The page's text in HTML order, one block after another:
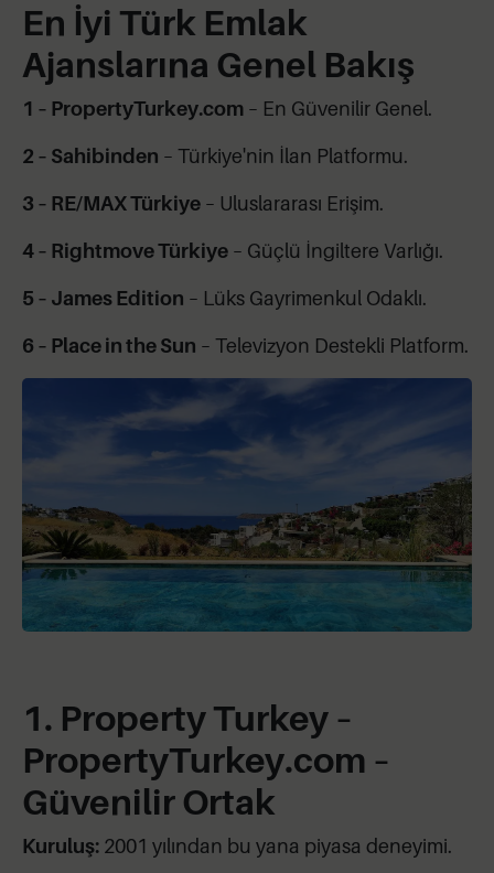
En İyi Türk Emlak
Ajanslarına Genel Bakış
1 – PropertyTurkey.com – En Güvenilir Genel.
2 – Sahibinden – Türkiye'nin İlan Platformu.
3 – RE/MAX Türkiye – Uluslararası Erişim.
4 – Rightmove Türkiye – Güçlü İngiltere Varlığı.
5 – James Edition – Lüks Gayrimenkul Odaklı.
6 – Place in the Sun – Televizyon Destekli Platform.
1. Property Turkey –
PropertyTurkey.com –
Güvenilir Ortak
Kuruluş: 2001 yılından bu yana piyasa deneyimi.